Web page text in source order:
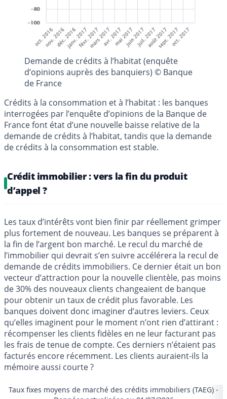
Demande de crédits à l’habitat (enquête
d’opinions auprès des banquiers) © Banque
de France
Crédits à la consommation et à l’habitat : les banques
interrogées par l’enquête d’opinions de la Banque de
France font état d’une nouvelle baisse relative de la
demande de crédits à l’habitat, tandis que la demande
de crédits à la consommation est stable.
Crédit immobilier : vers la fin du produit
d’appel ?
Les taux d’intérêts vont bien finir par réellement grimper
plus fortement de nouveau. Les banques se préparent à
la fin de l’argent bon marché. Le recul du marché de
l’immobilier qui devrait s’en suivre accélérera la recul de
demande de crédits immobiliers. Ce dernier était un bon
vecteur d’attraction pour la nouvelle clientèle, pas moins
de 30% des nouveaux clients changeaient de banque
pour obtenir un taux de crédit plus favorable. Les
banques doivent donc imaginer d’autres leviers. Ceux
qu’elles imaginent pour le moment n’ont rien d’attirant :
récompenser les clients fidèles en ne leur facturant pas
les frais de tenue de compte. Ces derniers n’étaient pas
facturés encore récemment. Les clients auraient-ils la
mémoire aussi courte ?
Taux fixes moyens de marché des crédits immobiliers (TAEG) -